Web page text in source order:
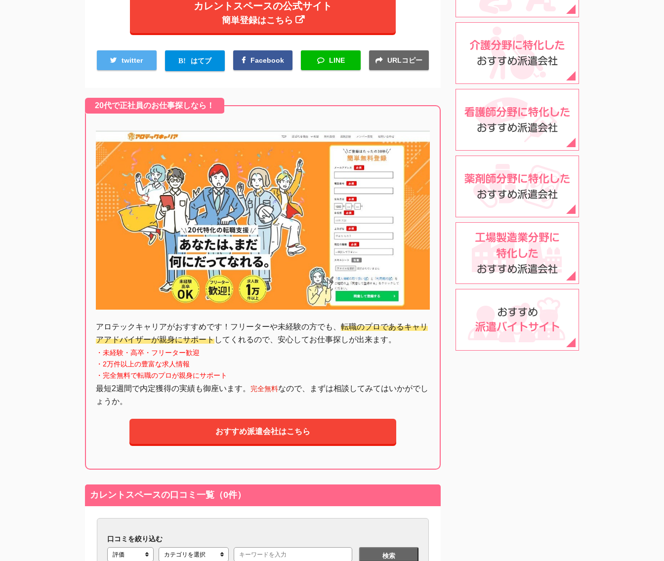
カレントスペースの公式サイト
簡単登録はこちら
twitter はてブ Facebook LINE URLコピー
20代で正社員のお仕事探しなら！
アロテックキャリアがおすすめです！フリーターや未経験の方でも、 転職のプロであるキャリ
アアドバイザーが親身にサポートしてくれるので、安心してお仕事探しが出来ます。
・未経験・高卒・フリーター歓迎
・2万件以上の豊富な求人情報
・完全無料で転職のプロが親身にサポート
最短2週間で内定獲得の実績も御座います。 完全無料なので、まずは相談してみてはいかがでし
ょうか。
おすすめ派遣会社はこちら
カレントスペースの口コミ一覧（0件）
口コミを絞り込む
検索